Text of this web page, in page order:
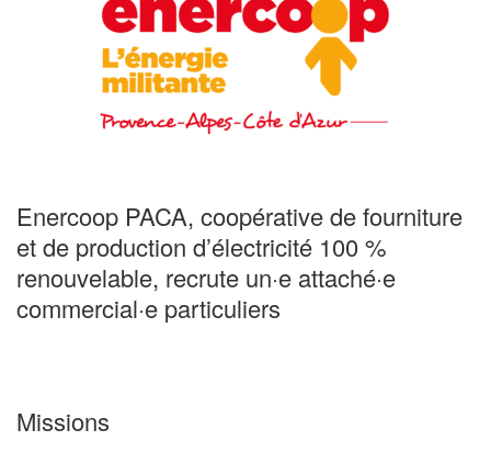
Enercoop PACA, coopérative de fourniture
et de production d’électricité 100 %
renouvelable, recrute un·e attaché·e
commercial·e particuliers
Missions